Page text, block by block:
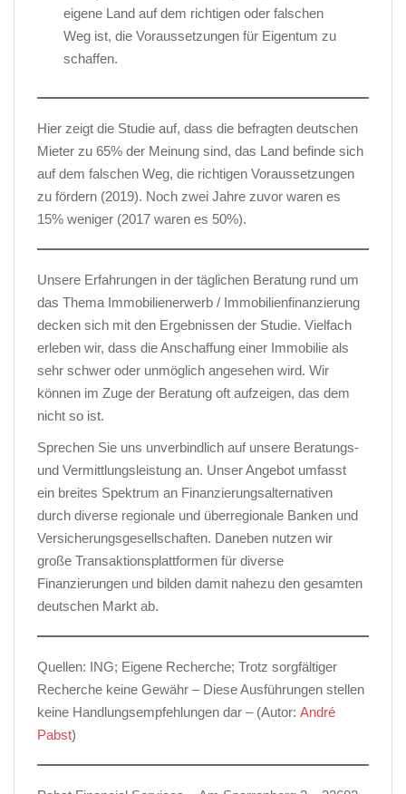
eigene Land auf dem richtigen oder falschen
Weg ist, die Voraussetzungen für Eigentum zu
schaffen.
Hier zeigt die Studie auf, dass die befragten deutschen
Mieter zu 65% der Meinung sind, das Land befinde sich
auf dem falschen Weg, die richtigen Voraussetzungen
zu fördern (2019). Noch zwei Jahre zuvor waren es
15% weniger (2017 waren es 50%).
Unsere Erfahrungen in der täglichen Beratung rund um
das Thema Immobilienerwerb / Immobilienfinanzierung
decken sich mit den Ergebnissen der Studie. Vielfach
erleben wir, dass die Anschaffung einer Immobilie als
sehr schwer oder unmöglich angesehen wird. Wir
können im Zuge der Beratung oft aufzeigen, das dem
nicht so ist.
Sprechen Sie uns unverbindlich auf unsere Beratungs-
und Vermittlungsleistung an. Unser Angebot umfasst
ein breites Spektrum an Finanzierungsalternativen
durch diverse regionale und überregionale Banken und
Versicherungsgesellschaften. Daneben nutzen wir
große Transaktionsplattformen für diverse
Finanzierungen und bilden damit nahezu den gesamten
deutschen Markt ab.
Quellen: ING; Eigene Recherche; Trotz sorgfältiger
Recherche keine Gewähr – Diese Ausführungen stellen
keine Handlungsempfehlungen dar – (Autor: André
Pabst)